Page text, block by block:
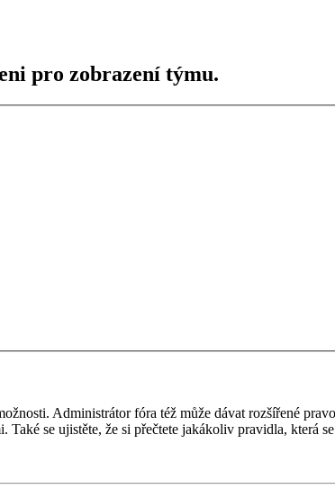
pro zobrazení týmu.
Administrátor fóra též může dávat rozšířené
se ujistěte, že si přečtete jakákoliv pravidla, která